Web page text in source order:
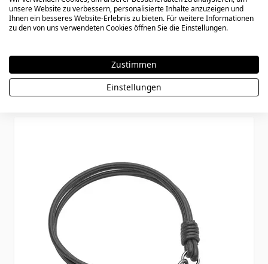
Lederarmband braun geflochten mit
Special Price
27,90 €Regular Price
32,90 €
unsere Website zu verbessern, personalisierte Inhalte anzuzeigen und
Ihnen ein besseres Website-Erlebnis zu bieten. Für weitere Informationen
zu den von uns verwendeten Cookies öffnen Sie die Einstellungen.
Zustimmen
Einstellungen